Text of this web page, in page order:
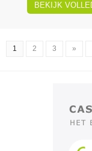
BEKIJK
1 2 3 »